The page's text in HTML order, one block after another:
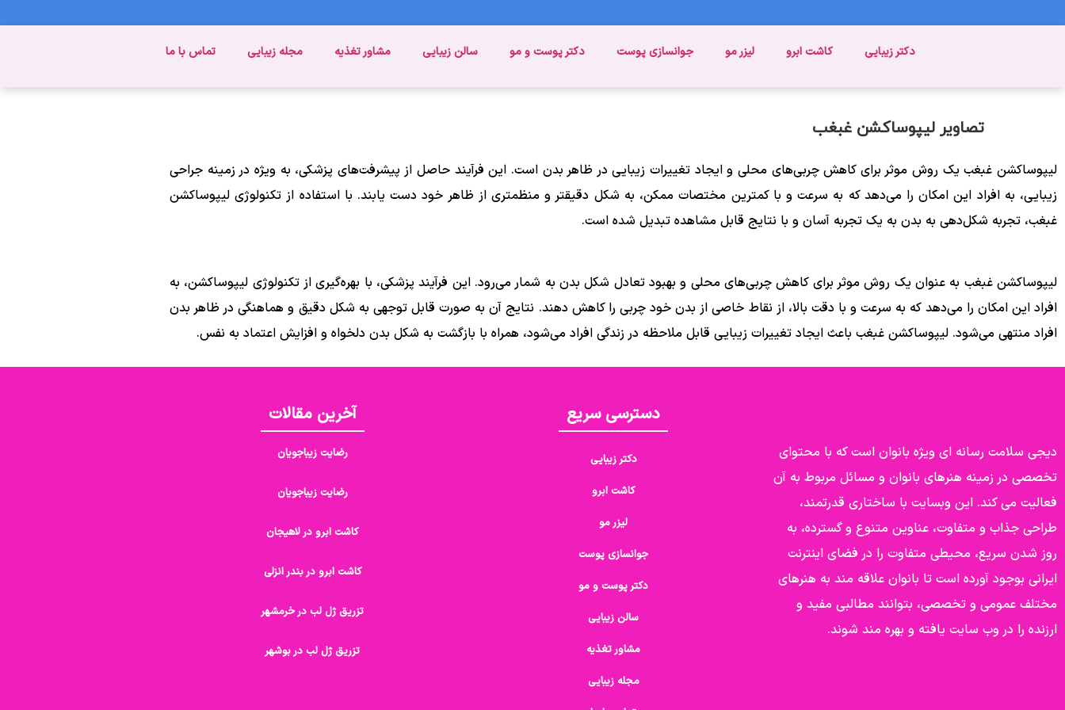
دکتر زیبایی کاشت ابرو لیزر مو جوانسازی پوست دکتر پوست و مو سالن زیبایی مشاور تغذیه مجله زیبایی تماس با ما
تصاویر لیپوساکشن غبغب
لیپوساکشن غبغب یک روش موثر برای کاهش چربی‌های محلی و ایجاد تغییرات زیبایی در ظاهر بدن است. این فرآیند حاصل از پیشرفت‌های پزشکی، به ویژه در زمینه جراحی
زیبایی، به افراد این امکان را می‌دهد که به سرعت و با کمترین مختصات ممکن، به شکل دقیقتر و منظمتری از ظاهر خود دست یابند. با استفاده از تکنولوژی لیپوساکشن
غبغب، تجربه شکل‌دهی به بدن به یک تجربه آسان و با نتایج قابل مشاهده تبدیل شده است.
لیپوساکشن غبغب به عنوان یک روش موثر برای کاهش چربی‌های محلی و بهبود تعادل شکل بدن به شمار می‌رود. این فرآیند پزشکی، با بهره‌گیری از تکنولوژی لیپوساکشن، به
افراد این امکان را می‌دهد که به سرعت و با دقت بالا، از نقاط خاصی از بدن خود چربی را کاهش دهند. نتایج آن به صورت قابل توجهی به شکل دقیق و هماهنگی در ظاهر بدن
افراد منتهی می‌شود. لیپوساکشن غبغب باعث ایجاد تغییرات زیبایی قابل ملاحظه در زندگی افراد می‌شود، همراه با بازگشت به شکل بدن دلخواه و افزایش اعتماد به نفس.
دیجی سلامت رسانه ای ویژه بانوان است که با محتوای
تخصصی در زمینه هنرهای بانوان و مسائل مربوط به آن
فعالیت می کند. این وبسایت با ساختاری قدرتمند،
طراحی جذاب و متفاوت، عناوین متنوع و گسترده، به
روز شدن سریع، محیطی متفاوت را در فضای اینترنت
ایرانی بوجود آورده است تا بانوان علاقه مند به هنرهای
مختلف عمومی و تخصصی، بتوانند مطالبی مفید و
ارزنده را در وب سایت یافته و بهره مند شوند.
دسترسی سریع
دکتر زیبایی
کاشت ابرو
لیزر مو
جوانسازی پوست
دکتر پوست و مو
سالن زیبایی
مشاور تغذیه
مجله زیبایی
آخرین مقالات
رضایت زیباجویان
رضایت زیباجویان
کاشت ابرو در لاهیجان
کاشت ابرو در بندر انزلی
تزریق ژل لب در خرمشهر
تزریق ژل لب در بوشهر